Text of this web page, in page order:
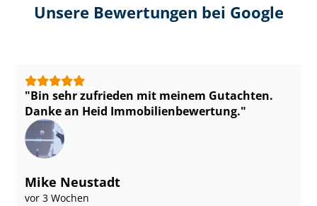
Unsere Bewertungen bei Google
Bin sehr zufrieden mit meinem Gutachten.
Danke an Heid Im­mo­bi­li­en­be­wer­tung.
Mike Neustadt
vor 3 Wochen